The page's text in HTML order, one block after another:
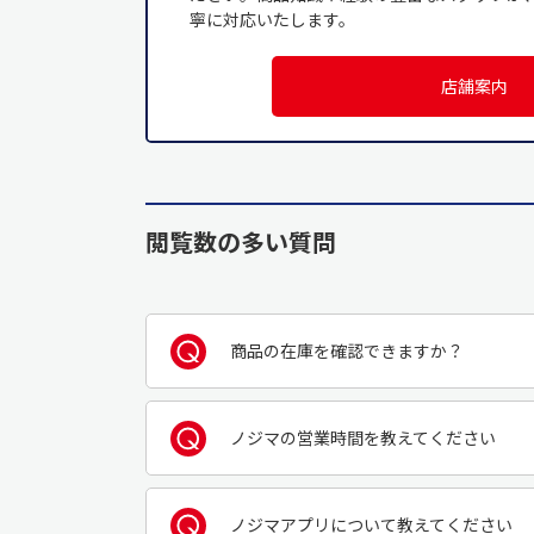
寧に対応いたします。
店舗案内
閲覧数の多い質問
商品の在庫を確認できますか？
ノジマの営業時間を教えてください
ノジマアプリについて教えてください